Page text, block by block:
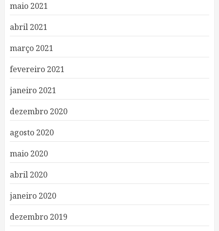
maio 2021
abril 2021
março 2021
fevereiro 2021
janeiro 2021
dezembro 2020
agosto 2020
maio 2020
abril 2020
janeiro 2020
dezembro 2019